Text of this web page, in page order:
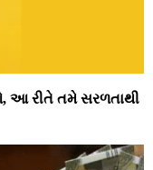
આ રીતે તમે સરળતાથી